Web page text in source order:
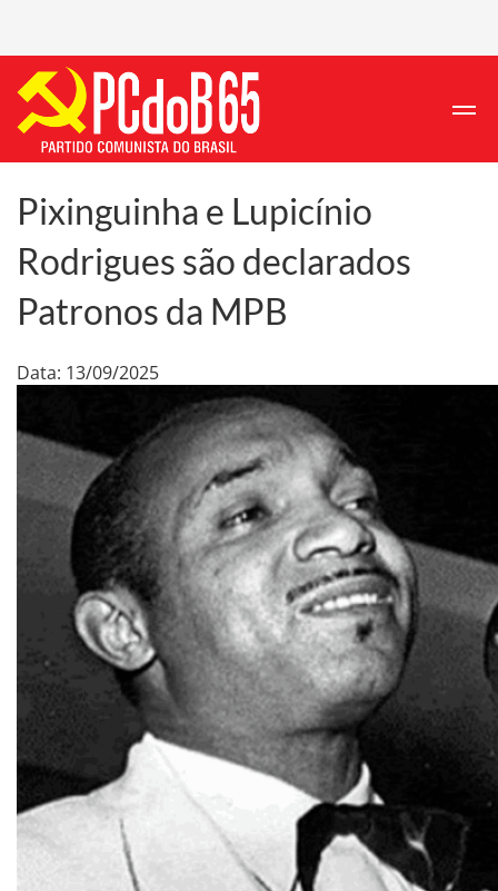
Pixinguinha e Lupicínio
Rodrigues são declarados
Patronos da MPB
Data: 13/09/2025